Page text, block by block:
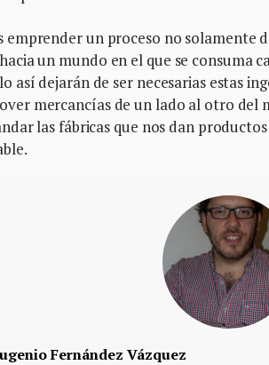
emprender un proceso no solamente
un mundo en el que se consuma
así dejarán de ser necesarias estas
mercancías de un lado al otro del
las fábricas que nos dan
Fernández Vázquez